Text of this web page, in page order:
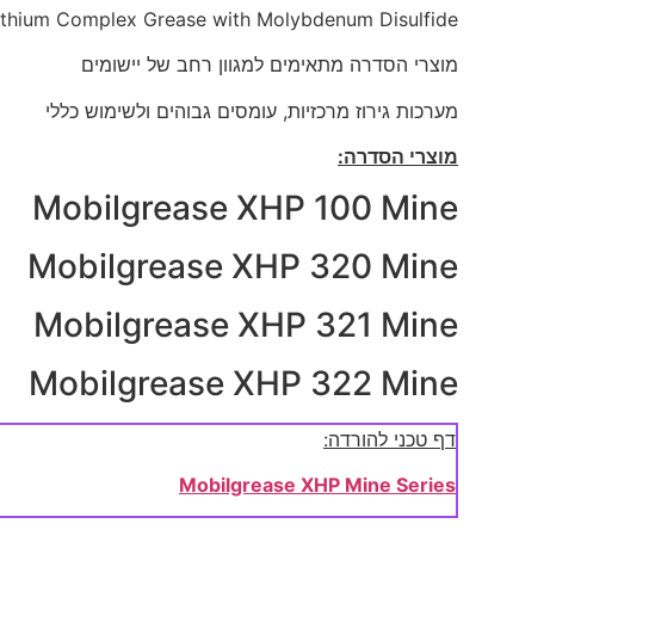
Complex Grease with Molybdenum Disulfide
מוצרי הסדרה מתאימים למגוון רחב של יישומים
מערכות גירוז מרכזיות, עומסים גבוהים ולשימוש כללי
מוצרי הסדרה:
Mobilgrease XHP 100 Mine
Mobilgrease XHP 320 Mine
Mobilgrease XHP 321 Mine
Mobilgrease XHP 322 Mine
דף טכני להורדה:
Mobilgrease XHP Mine Series